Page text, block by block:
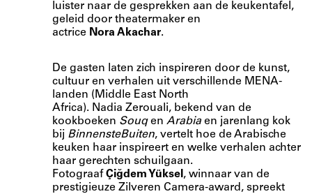
luister naar de gesprekken aan de keukentafel,
geleid door theatermaker en
actrice Nora Akachar.
De gasten laten zich inspireren door de kunst,
cultuur en verhalen uit verschillende MENA-
landen (Middle East North
Africa). Nadia Zerouali, bekend van de
kookboeken Souqen Arabia en jarenlang kok
bij BinnensteBuiten, vertelt hoe de Arabische
keuken haar inspireert en welke verhalen achter
haar gerechten schuilgaan.
FotograafÇiğdem Yüksel , winnaar van de
prestigieuze Zilveren Camera-award, spreekt